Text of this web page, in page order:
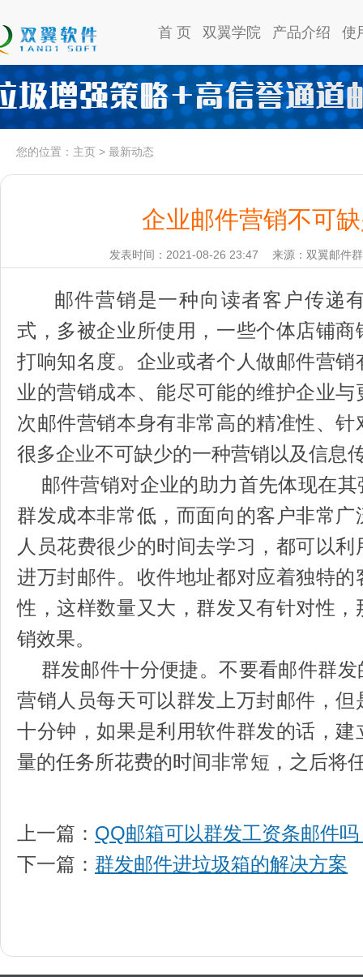
首 页 双翼学院 产品介绍 使
您的位置： 主页 > 最新动态
企业邮件营销不可
发表时间：2021-08-26 23:47 来源：双翼邮件
邮件营销是一种向读者客户传递
式，多被企业所使用，一些个体店铺
打响知名度。企业或者个人做邮件营
业的营销成本、能尽可能的维护企业
次邮件营销本身有非常高的精准性、
很多企业不可缺少的一种营销以及信息
邮件营销对企业的助力首先体现在其
群发成本非常低，而面向的客户非常
人员花费很少的时间去学习，都可以
进万封邮件。收件地址都对应着独特
性，这样数量又大，群发又有针对性
销效果。
群发邮件十分便捷。不要看邮件群发
营销人员每天可以群发上万封邮件，
十分钟，如果是利用软件群发的话，
量的任务所花费的时间非常短，之后将
上一篇： QQ邮箱可以群发工资条邮件
下一篇： 群发邮件进垃圾箱的解决方案